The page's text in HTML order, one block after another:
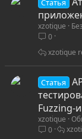
Статья
xzotique
0
xzotique
Статья
Fuzzing-
xzotique
0